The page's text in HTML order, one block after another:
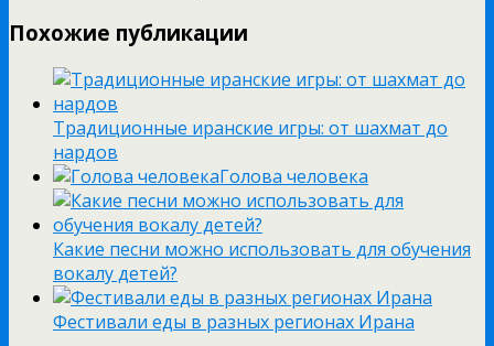
Похожие публикации
Традиционные иранские игры: от шахмат до
нардов
Голова человека
Какие песни можно использовать для обучения
вокалу детей?
Фестивали еды в разных регионах Ирана